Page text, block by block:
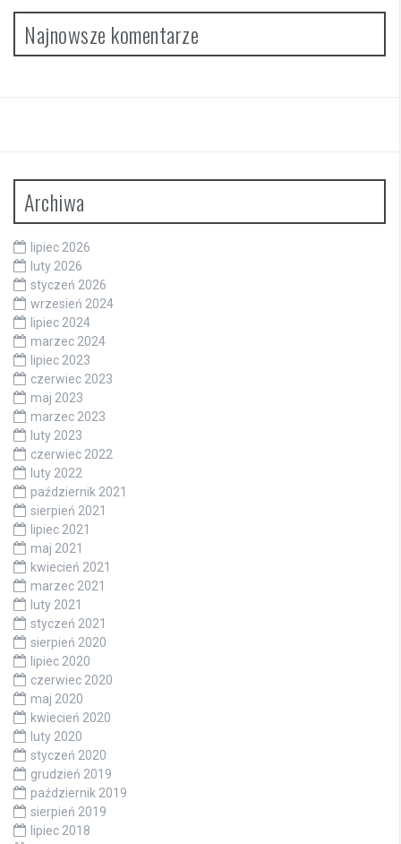
Najnowsze komentarze
Archiwa
lipiec 2026
luty 2026
styczeń 2026
wrzesień 2024
lipiec 2024
marzec 2024
lipiec 2023
czerwiec 2023
maj 2023
marzec 2023
luty 2023
czerwiec 2022
luty 2022
październik 2021
sierpień 2021
lipiec 2021
maj 2021
kwiecień 2021
marzec 2021
luty 2021
styczeń 2021
sierpień 2020
lipiec 2020
czerwiec 2020
maj 2020
kwiecień 2020
luty 2020
styczeń 2020
grudzień 2019
październik 2019
sierpień 2019
lipiec 2018